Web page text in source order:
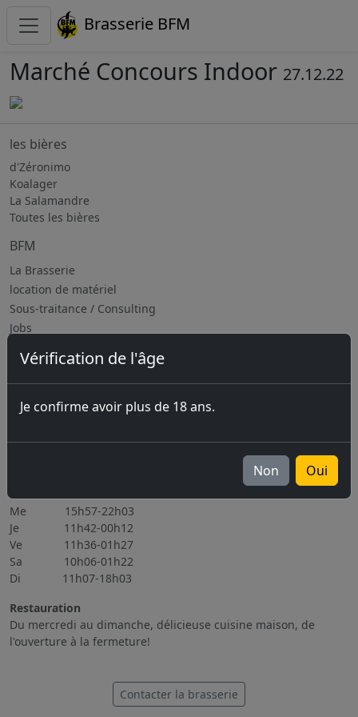
Brasserie BFM
Vérification de l'âge
Je confirme avoir plus de 18 ans.
Non Oui
Marché Concours Indoor 27.12.22
les bières
d'Zéronimo
Koalager
La Salamandre
Toutes les bières
BFM
La Brasserie
location de matériel
Sous-traitance / Consulting
Jobs
Prochains évènements
07.08.2026 Marché-Concours 2026
Tous les évènements
Heures d'ouverture
Ma 15h56-22h08
Me 15h57-22h03
Je 11h42-00h12
Ve 11h36-01h27
Sa 10h06-01h22
Di 11h07-18h03
Restauration
Du mercredi au dimanche, délicieuse cuisine maison, de
l'ouverture à la fermeture!
Contacter la brasserie